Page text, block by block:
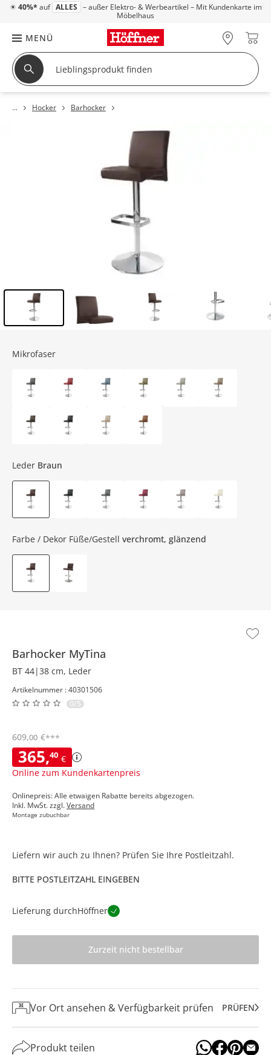
☀ 40%* auf ALLES – außer Elektro- & Werbeartikel – Mit Kundenkarte im
Möbelhaus
MENÜ
Hocker Barhocker
Barhocker MyTina
BT 44|38 cm, Leder
Artikelnummer : 40301506
0/5
365,40 €
Online zum Kundenkartenpreis
609,00 €***
Onlinepreis: Alle etwaigen Rabatte bereits abgezogen.
Inkl. MwSt. zzgl.Versand
Montage zubuchbar
Mikrofaser
Leder Braun
Farbe / Dekor Füße/Gestell verchromt, glänzend
Liefern wir auch zu Ihnen? Prüfen Sie Ihre Postleitzahl.
BITTE POSTLEITZAHL EINGEBEN
Lieferung durchHöffner
Zurzeit nicht bestellbar
Vor Ort ansehen & Verfügbarkeit prüfen PRÜFEN
Produkt teilen